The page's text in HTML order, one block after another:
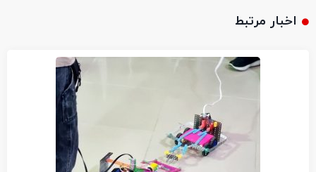
اخبار مرتبط